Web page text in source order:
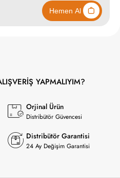
1490 ₺1290
YAPMALIYIM?
Orjinal Ürün
Distribütör Güvencesi
Distribütör Garantisi
24 Ay Değişim Garantisi